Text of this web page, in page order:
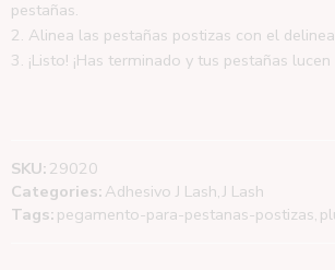
pestañas.
2. Alinea las pestañas postizas con el
3. ¡Listo! ¡Has terminado y tus pestañas
SKU: 29020
Categories: Adhesivo J Lash,J Lash
Tags: pegamento-para-pestanas-postizas,